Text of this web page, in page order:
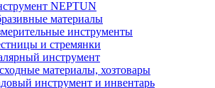
NEPTUN
материалы
инструменты
и стремянки
инструмент
материалы, хозтовары
инструмент и инвентарь